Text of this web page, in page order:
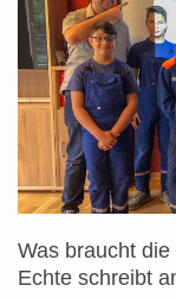
AN
Was braucht
Echte schreibt